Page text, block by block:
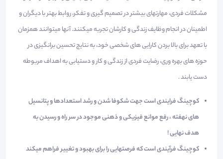
مشکلات فردی، مهارتهای بیشتر در تصمیم گیری و تفکر، روابط بهتر با دیگران و
اطمینان در انجام وظایف زندگی و کارشان تجربه میکنند. آنها میتوانند همزمان
با تعهد برای بالا بردن کارایی های شخصی خود، به نتایج تحسین برانگیزی در
حوزه های بهره وری، رضایت فردی از زندگی و کار و دستیابی به اهداف مربوطه
دست یابند .
کوچینگ فرایندی است جهت شکوفا شدن و رشد استعدادها و پتانسیل
های نهفته ، رفع موانع فیزیکی و ذهنی موجود در سر راه و رسیدن به
هدف نهایی !
کوچینگ فرآیندی است که فرصتهایی را برای بهبود و تغییر فراهم میکند